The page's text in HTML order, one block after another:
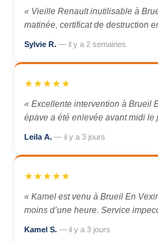
« Vieille Renault inutilisable à
matinée, certificat de destruction
Sylvie R. — il y a 2 semaines
★★★★★
« Excellente intervention à Brueil
épave a été enlevée avant midi le
Leila A. — il y a 3 jours
★★★★★
« Kamel est venu à Brueil En
moins d’une heure. Service
Kamel S. — il y a 3 jours